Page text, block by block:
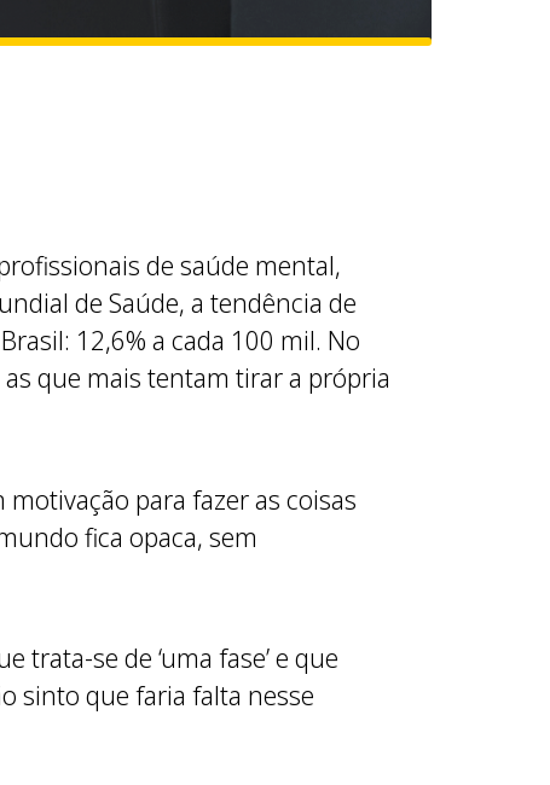
de saúde mental,
de Saúde, a tendência de
12,6% a cada 100 mil. No
que mais tentam tirar a própria
para fazer as coisas
fica opaca, sem
se de ‘uma fase’ e que
sinto que faria falta nesse